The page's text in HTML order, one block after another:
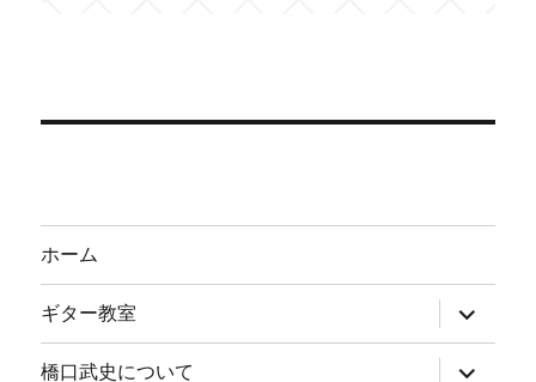
ホーム
ギター教室
サ
ブ
メ
ニ
橋口武史について
サ